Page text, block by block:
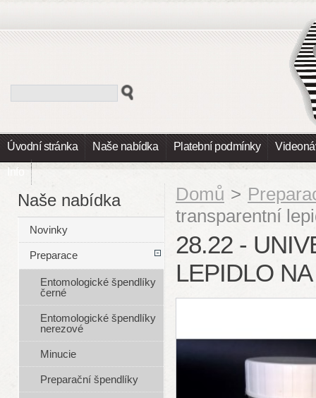
Úvodní stránka Naše nabídka Platební podmínky
Info
Domů >
transparentní
28.22 -
LEPIDLO
Naše nabídka
Novinky
Preparace
Entomologické špendlíky
černé
Entomologické špendlíky
nerezové
Minucie
Preparační špendlíky